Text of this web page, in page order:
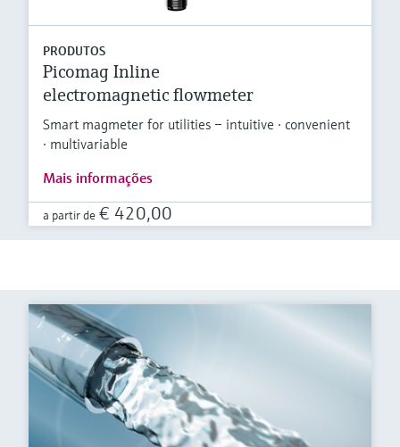
PRODUTOS
Picomag Inline
electromagnetic flowmeter
Smart magmeter for utilities – intuitive · convenient
· multivariable
Mais informações
a partir de € 420,00